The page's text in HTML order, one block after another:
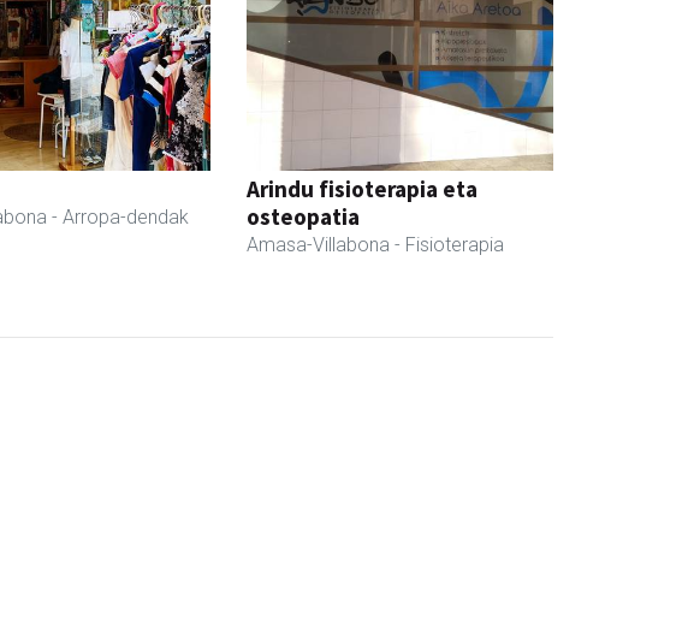
- Arropa-dendak
Arindu fisioterapia eta
osteopatia
Amasa-Villabona - Fisioterapia